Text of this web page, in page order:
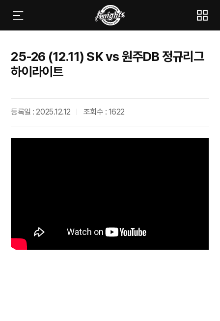
25-26 (12.11) SK vs 원주DB 정규리그
하이라이트
등록일 : 2025.12.12 조회수 : 1622